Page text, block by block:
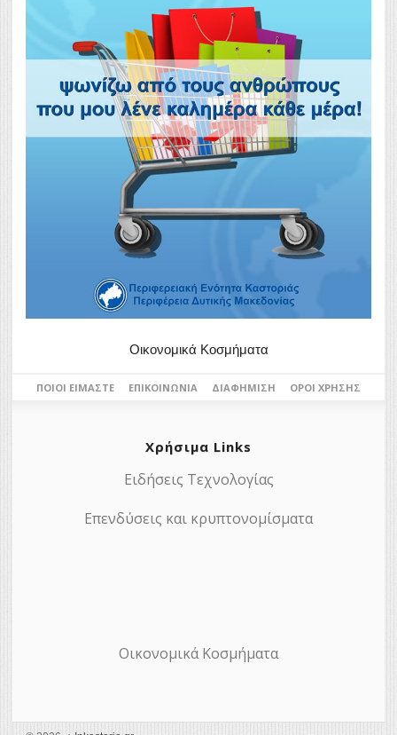
Οικονομικά Κοσμήματα
ΠΟΙΟΙ ΕΊΜΑΣΤΕ ΕΠΙΚΟΙΝΩΝΊΑ ΔΙΑΦΉΜΙΣΗ ΌΡΟΙ ΧΡΉΣΗΣ
Χρήσιμα Links
Ειδήσεις Τεχνολογίας
Επενδύσεις και κρυπτονομίσματα
Οικονομικά Κοσμήματα